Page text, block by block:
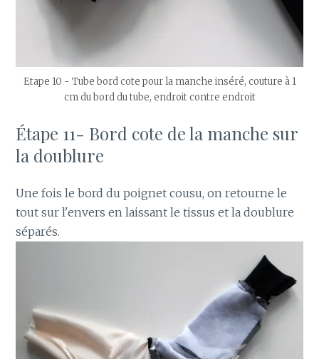
Etape 10 - Tube bord cote pour la manche inséré, couture à 1
cm du bord du tube, endroit contre endroit
Étape 11- Bord cote de la manche sur
la doublure
Une fois le bord du poignet cousu, on retourne le
tout sur l'envers en laissant le tissus et la doublure
séparés.